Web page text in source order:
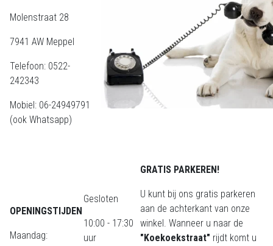
Molenstraat 28
7941 AW Meppel
Telefoon: 0522-
242343
Mobiel: 06-24949791
(ook Whatsapp)
OPENINGSTIJDEN
Maandag:
Gesloten
10:00 - 17:30
uur
GRATIS PARKEREN!
U kunt bij ons gratis parkeren
aan de achterkant van onze
winkel. Wanneer u naar de
"Koekoekstraat" rijdt komt u